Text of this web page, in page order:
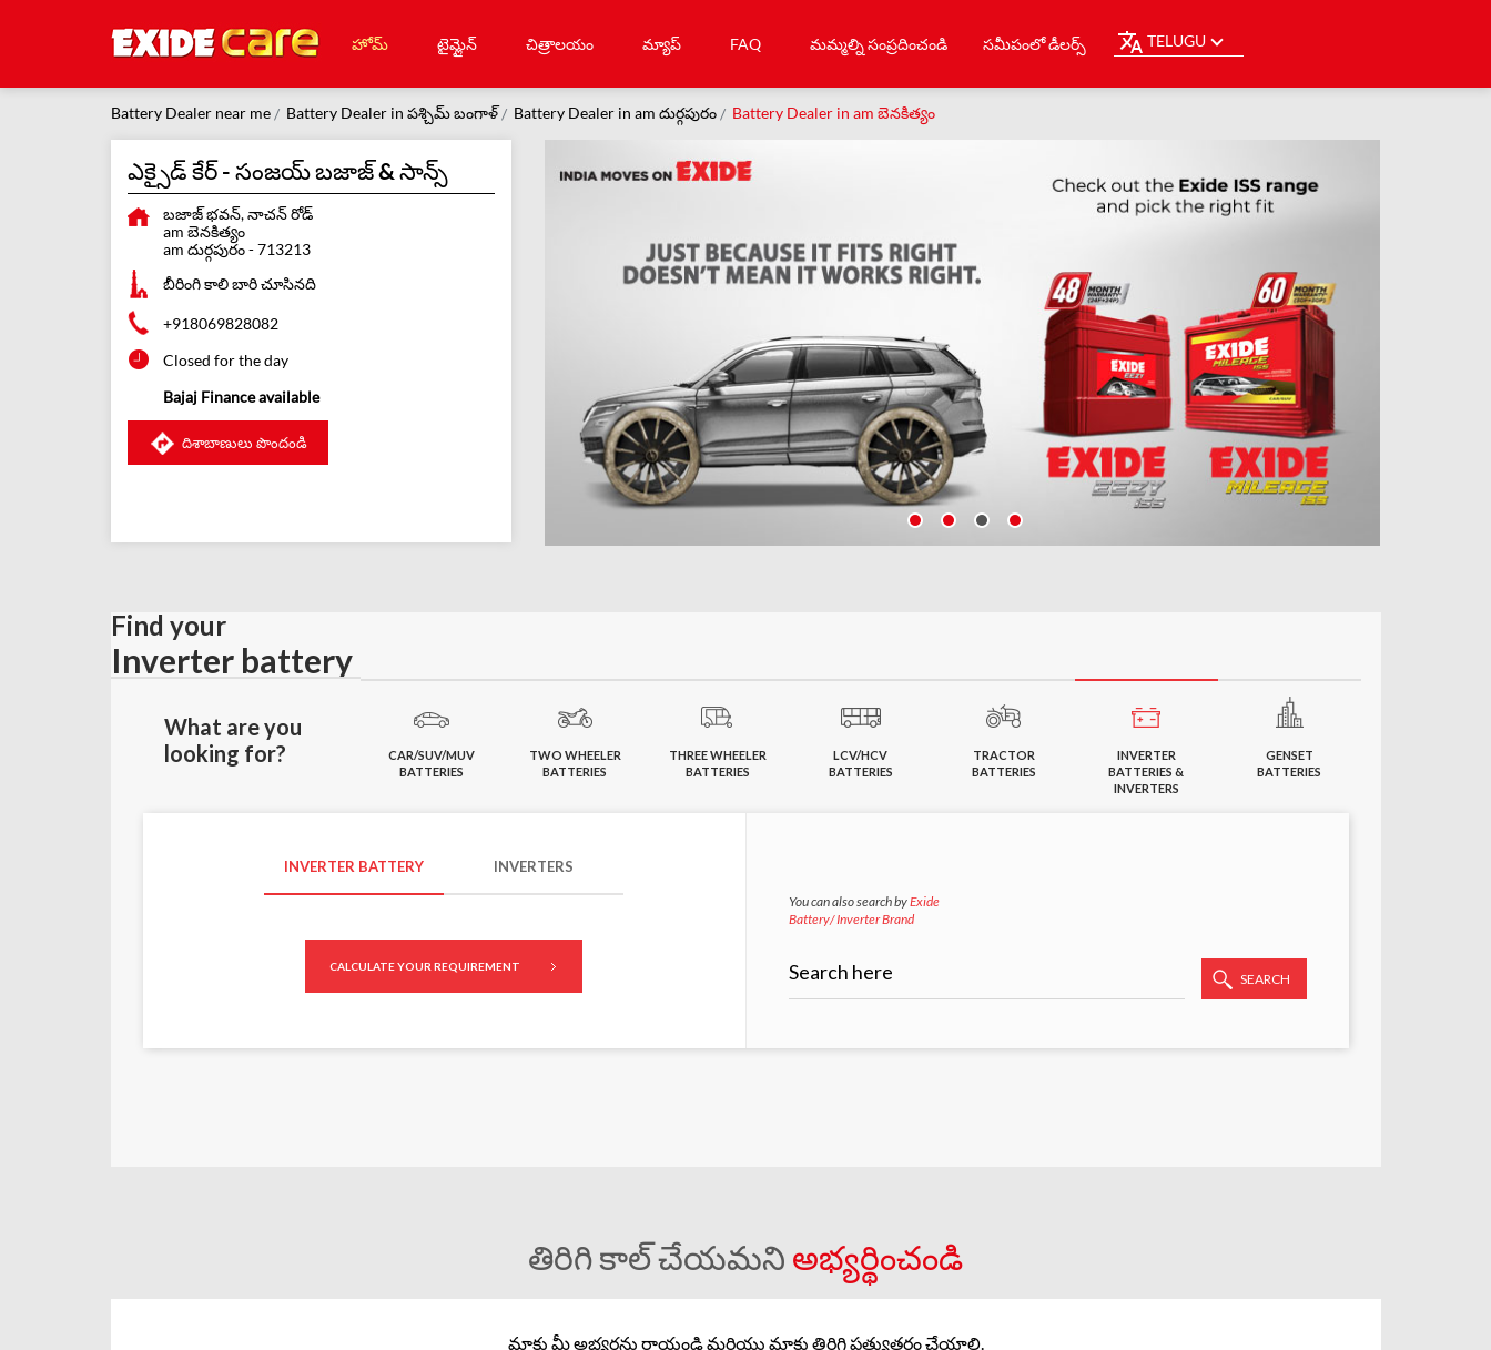
హోమ్ టైమ్లైన్ చిత్రాలయం మ్యాప్ FAQ మమ్మల్ని సంప్రదించండి సమీపంలో డీలర్స్ TELUGU
Battery Dealer near me Battery Dealer in పశ్చిమ్ బంగాళ్ Battery Dealer in am దుర్గపురం Battery Dealer in am బెనకిత్యం
ఎక్సైడ్ కేర్ - సంజయ్ బజాజ్ & సాన్స్
బజాజ్ భవన్, నాచన్ రోడ్
am బెనకిత్యం
am దుర్గపురం-713213
బీరింగి కాలి బారి చూసినది
+918069828082
Closed for the day
Bajaj Finance available
దిశాబాణులు పొందండి
తిరిగి కాల్ చేయమని అభ్యర్థించండి
మాకు మీ అభ్యర్థను రాయండి మరియు మాకు తిరిగి ప్రత్యుత్తరం చేయాలి.